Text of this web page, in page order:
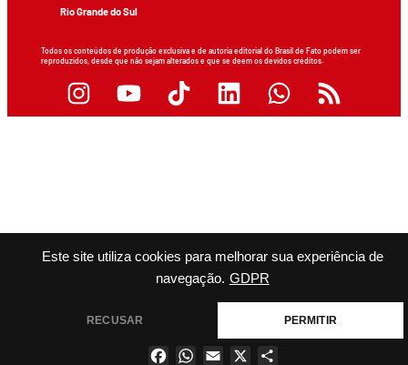
Este site utiliza cookies para melhorar sua experiência de
navegação. GDPR
RECUSAR PERMITIR
Rio Grande do Sul
Todos os conteúdos de produção exclusiva e de autoria editorial do Brasil de Fato podem ser
reproduzidos, desde que não sejam alterados e que se deem os devidos créditos.
FacebookWhatsApp
Email